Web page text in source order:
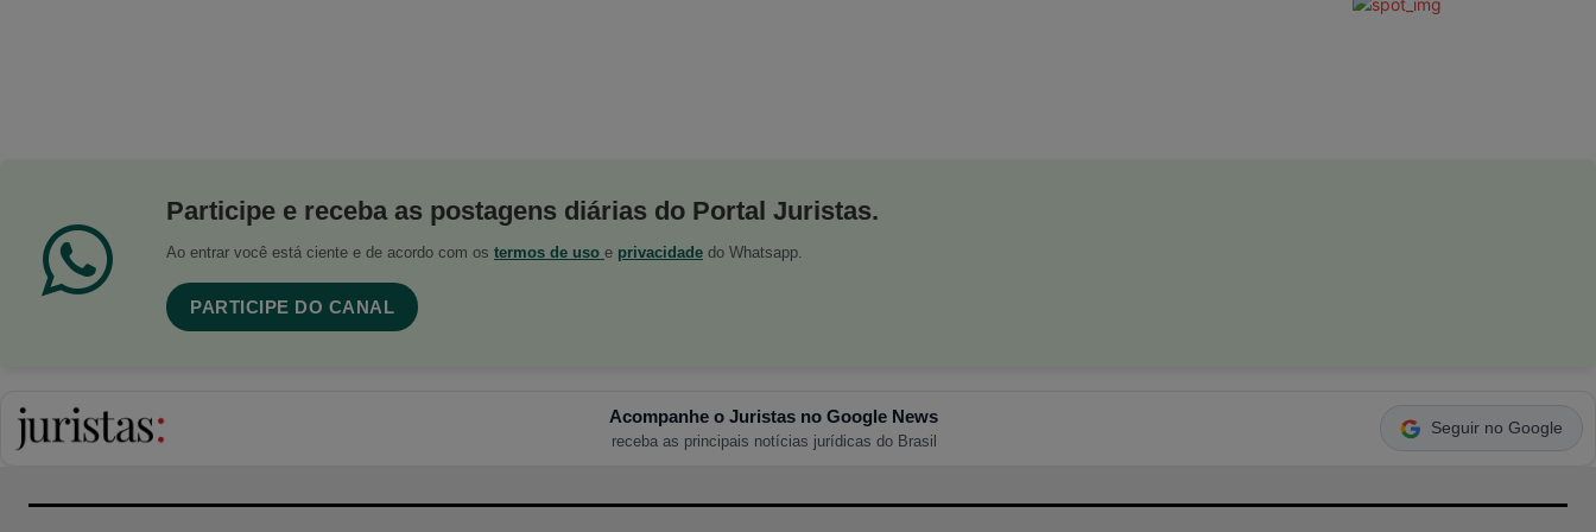
Participe e receba as postagens diárias do Portal Juristas.
Ao entrar você está ciente e de acordo com os termos de uso e privacidade do Whatsapp.
PARTICIPE DO CANAL
Acompanhe o Juristas no Google News
receba as principais notícias jurídicas do Brasil
Seguir no Google